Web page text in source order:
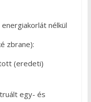
nélkül
zbrane):
(eredeti)
egy- és